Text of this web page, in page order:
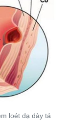
loét dạ dày tá